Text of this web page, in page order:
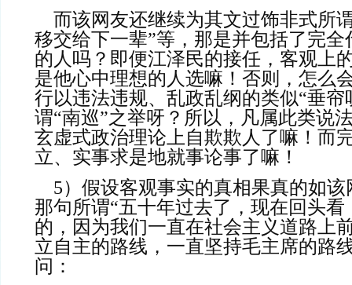
而该网友还继续为其文过饰非式所
移交给下一辈”等，那是并包括了完
的人吗？即便江泽民的接任，客观上
是他心中理想的人选嘛！否则，怎么
行以违法违规、乱政乱纲的类似“垂帘
谓“南巡”之举呀？所以，凡属此类说
玄虚式政治理论上自欺欺人了嘛！而
立、实事求是地就事论事了嘛！
5）假设客观事实的真相果真的如该
那句所谓“五十年过去了，现在回头
的，因为我们一直在社会主义道路上
立自主的路线，一直坚持毛主席的路
问：